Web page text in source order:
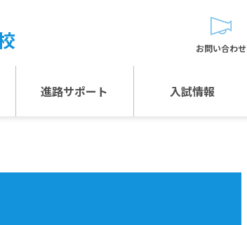
進路サポート 入試情報
お問い合わせ